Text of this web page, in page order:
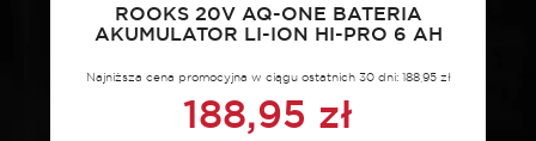
ROOKS 20V AQ-ONE BATERIA
AKUMULATOR LI-ION HI-PRO 6 AH
Najniższa cena promocyjna w ciągu ostatnich 30 dni: 188,95 zł
188,95 zł